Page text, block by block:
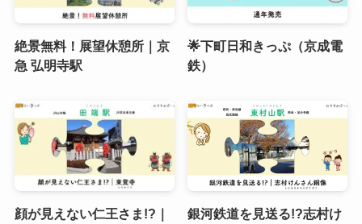
絶景無料！展望休憩所｜京
急 弘明寺駅
🌟下町日和きっぷ（京成電
鉄）
顔が見えない仁王さま!?｜
銀河鉄道を見送る!?志村け